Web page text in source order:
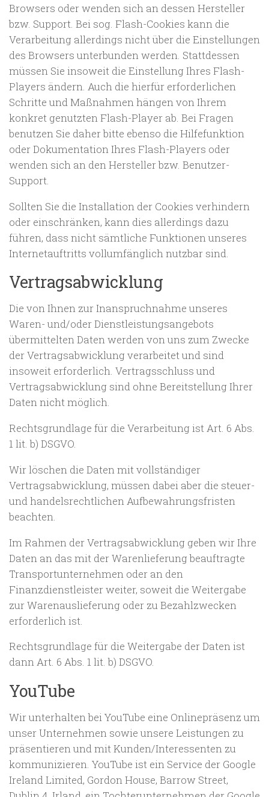
Browsers oder wenden sich an dessen Hersteller
bzw. Support. Bei sog. Flash-Cookies kann die
Verarbeitung allerdings nicht über die Einstellungen
des Browsers unterbunden werden. Stattdessen
müssen Sie insoweit die Einstellung Ihres Flash-
Players ändern. Auch die hierfür erforderlichen
Schritte und Maßnahmen hängen von Ihrem
konkret genutzten Flash-Player ab. Bei Fragen
benutzen Sie daher bitte ebenso die Hilfefunktion
oder Dokumentation Ihres Flash-Players oder
wenden sich an den Hersteller bzw. Benutzer-
Support.
Sollten Sie die Installation der Cookies verhindern
oder einschränken, kann dies allerdings dazu
führen, dass nicht sämtliche Funktionen unseres
Internetauftritts vollumfänglich nutzbar sind.
Vertragsabwicklung
Die von Ihnen zur Inanspruchnahme unseres
Waren- und/oder Dienstleistungsangebots
übermittelten Daten werden von uns zum Zwecke
der Vertragsabwicklung verarbeitet und sind
insoweit erforderlich. Vertragsschluss und
Vertragsabwicklung sind ohne Bereitstellung Ihrer
Daten nicht möglich.
Rechtsgrundlage für die Verarbeitung ist Art. 6 Abs.
1 lit. b) DSGVO.
Wir löschen die Daten mit vollständiger
Vertragsabwicklung, müssen dabei aber die steuer-
und handelsrechtlichen Aufbewahrungsfristen
beachten.
Im Rahmen der Vertragsabwicklung geben wir Ihre
Daten an das mit der Warenlieferung beauftragte
Transportunternehmen oder an den
Finanzdienstleister weiter, soweit die Weitergabe
zur Warenauslieferung oder zu Bezahlzwecken
erforderlich ist.
Rechtsgrundlage für die Weitergabe der Daten ist
dann Art. 6 Abs. 1 lit. b) DSGVO.
YouTube
Wir unterhalten bei YouTube eine Onlinepräsenz um
unser Unternehmen sowie unsere Leistungen zu
präsentieren und mit Kunden/Interessenten zu
kommunizieren. YouTube ist ein Service der Google
Ireland Limited, Gordon House, Barrow Street,